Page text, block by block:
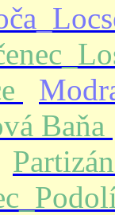
Baňa